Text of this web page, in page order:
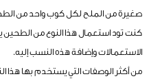
صغيرة من الملح لكل كوب واحد من
كنت تود استعمال هذا النوع من
الاستعمالات وإضافة هذه النسب إليه.
من أكثر الوصفات التي يستخدم بها هذا